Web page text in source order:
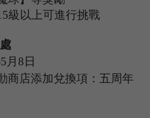
級以上可進行挑戰
月 8日
商店添加兌換項：五周年